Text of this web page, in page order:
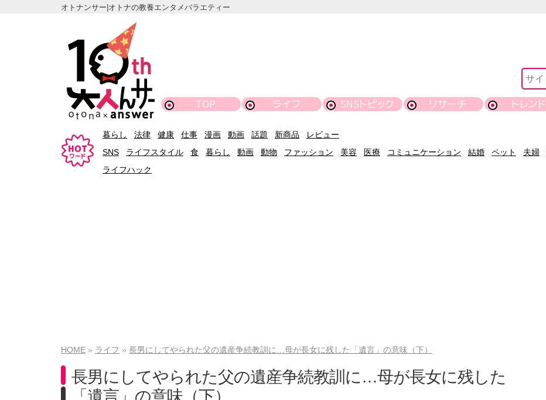
オトナンサー|オトナの教養エンタメバラエティー
TOP ライフ SNSトピック リサーチ トレンド
暮らし 法律 健康 仕事 漫画 動画 話題 新商品
レビュー
SNS
ライフスタイル 食 暮らし 動画 動物 ファッション 美容 医療 コミュニケーション 結婚 ペット 夫婦
ライフハック
HOME ライフ 長男にしてやられた父の遺産争続教訓に…母が長女に残した「遺言」の意味（下）
長男にしてやられた父の遺産争続教訓に…母が長女に残した
「遺言」の意味（下）